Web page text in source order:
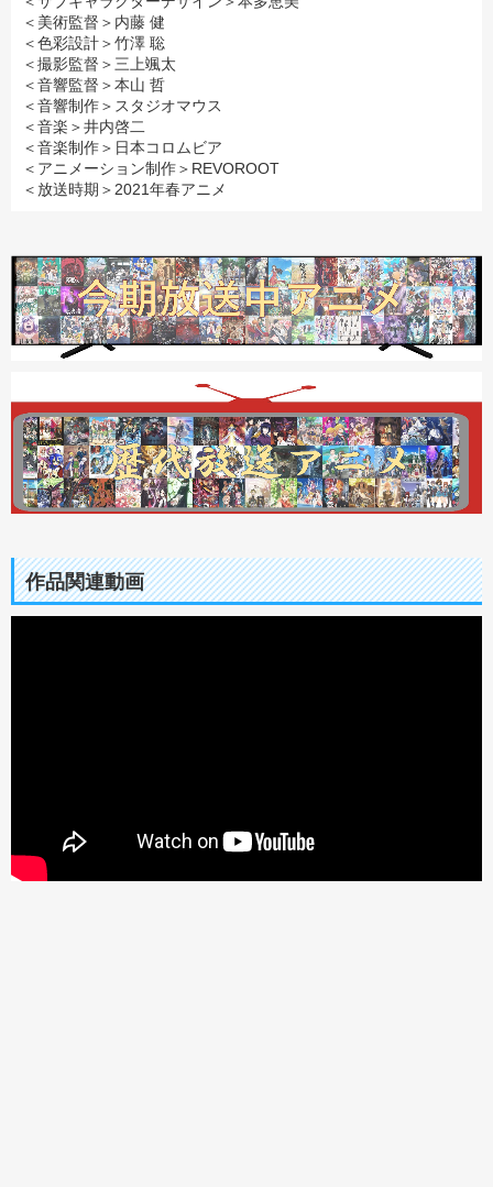
＜美術監督＞内藤 健
＜色彩設計＞竹澤 聡
＜撮影監督＞三上颯太
＜音響監督＞本山 哲
＜音響制作＞スタジオマウス
＜音楽＞井内啓二
＜音楽制作＞日本コロムビア
＜アニメーション制作＞REVOROOT
＜放送時期＞2021年春アニメ
作品関連動画